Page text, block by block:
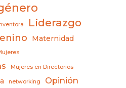
Liderazgo
Maternidad
Mujeres en Directorios
networking Opinión